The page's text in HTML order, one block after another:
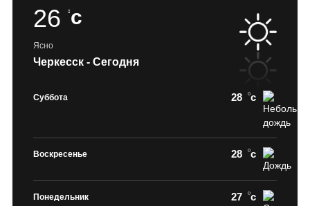
26 c
Ясно
Черкесск - Сегодня
Суббота 28 c
Воскресенье 28 c
Понедельник 27 c